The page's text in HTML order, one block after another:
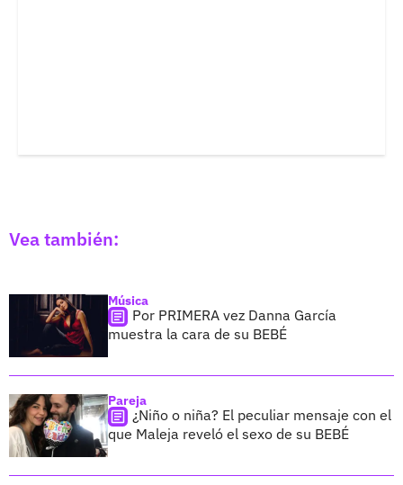
Vea también:
Música
Por PRIMERA vez Danna García
muestra la cara de su BEBÉ
Pareja
¿Niño o niña? El peculiar mensaje con el
que Maleja reveló el sexo de su BEBÉ